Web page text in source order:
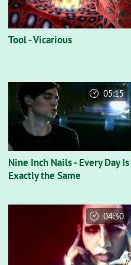
Tool - Vicarious
Nine Inch Nails - Every Day Is
Exactly the Same
05:15
04:30